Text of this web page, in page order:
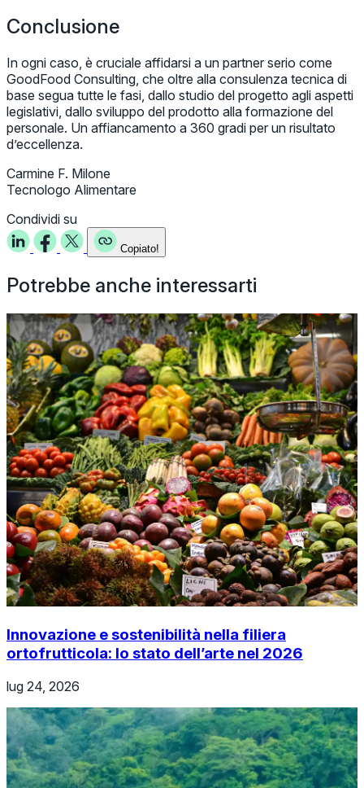
Conclusione
In ogni caso, è cruciale affidarsi a un partner serio come
GoodFood Consulting, che oltre alla consulenza tecnica di
base segua tutte le fasi, dallo studio del progetto agli aspetti
legislativi, dallo sviluppo del prodotto alla formazione del
personale. Un affiancamento a 360 gradi per un risultato
d’eccellenza.
Carmine F. Milone
Tecnologo Alimentare
Condividi su
Copiato!
Potrebbe anche interessarti
Innovazione e sostenibilità nella filiera
ortofrutticola: lo stato dell’arte nel 2026
lug 24, 2026